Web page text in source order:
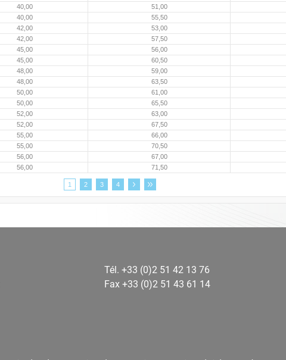
40,00 51,00
40,00 55,50
42,00 53,00
42,00 57,50
45,00 56,00
45,00 60,50
48,00 59,00
48,00 63,50
50,00 61,00
50,00 65,50
52,00 63,00
52,00 67,50
55,00 66,00
55,00 70,50
56,00 67,00
56,00 71,50
1 2 3 4
Tél. +33 (0)2 51 42 13 76
Fax +33 (0)2 51 43 61 14